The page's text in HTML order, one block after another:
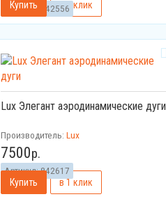
Артикул: 842556
Lux Элегант аэродинамические дуги
Артикул:842617
Производитель: Lux
7500р.